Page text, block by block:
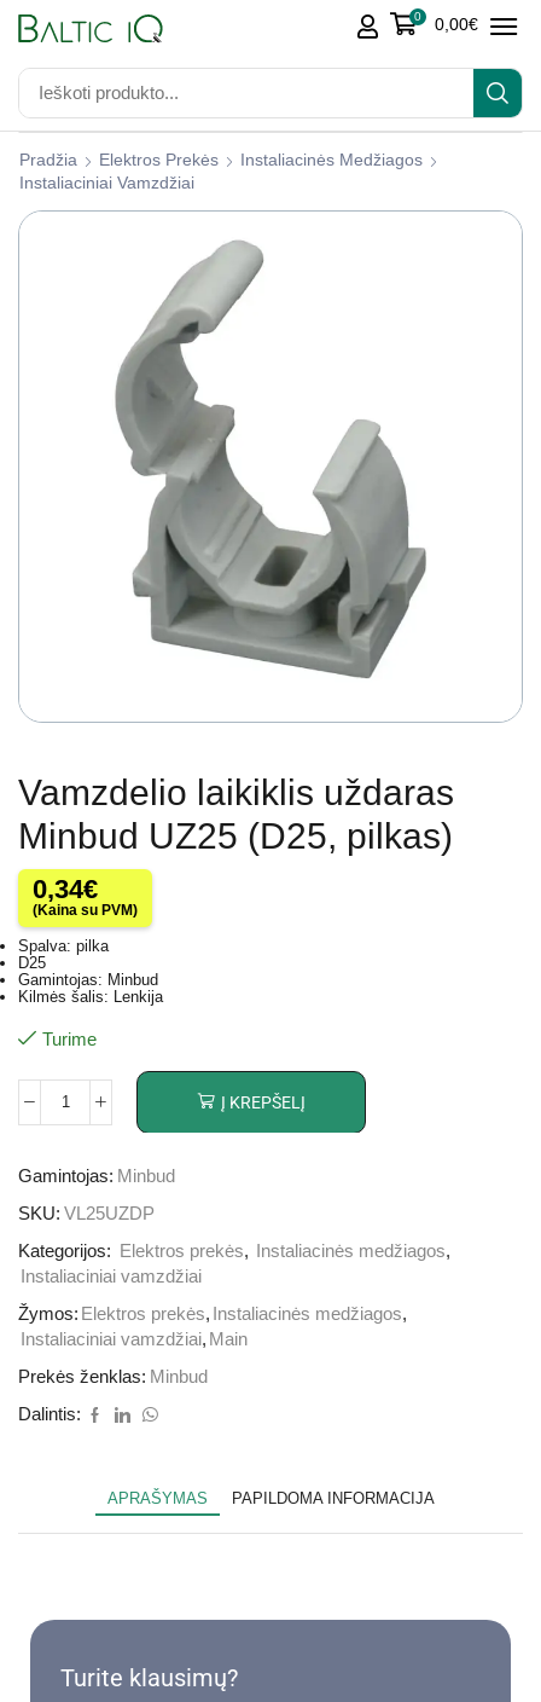
0 0,00€
Pradžia Elektros Prekės
Instaliacinės Medžiagos
Instaliaciniai Vamzdžiai
Vamzdelio laikiklis uždaras
Minbud UZ25 (D25, pilkas)
0,34€
(Kaina su PVM)
Spalva: pilka
D25
Gamintojas: Minbud
Kilmės šalis: Lenkija
Turime
Į KREPŠELĮ
Gamintojas: Minbud
SKU: VL25UZDP
Kategorijos:
Elektros prekės, Instaliacinės medžiagos,
Instaliaciniai vamzdžiai
Žymos: Elektros prekės, Instaliacinės medžiagos,
Instaliaciniai vamzdžiai, Main
Prekės ženklas: Minbud
Dalintis:
APRAŠYMAS PAPILDOMA INFORMACIJA
Turite klausimų?